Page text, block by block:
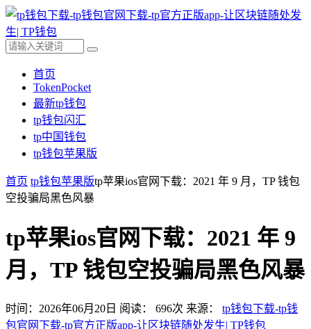
首页
TokenPocket
最新tp钱包
tp钱包闪汇
tp中国钱包
tp钱包苹果版
首页 tp钱包苹果版tp苹果ios官网下载：2021 年 9 月，TP 钱包
空投骗局黑色风暴
tp苹果ios官网下载：2021 年 9
月，TP 钱包空投骗局黑色风暴
时间：2026年06月20日 阅读： 696次 来源： tp钱包下载-tp钱
包官网下载-tp官方正版app-让区块链随处发生| TP钱包